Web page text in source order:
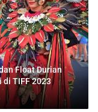
Float Durian
di TIFF 2023